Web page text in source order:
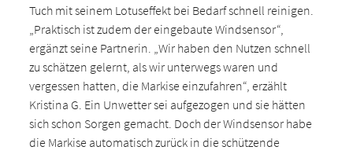
Tuch mit seinem Lotuseffekt bei Bedarf schnell reinigen.
„Praktisch ist zudem der eingebaute Windsensor“,
ergänzt seine Partnerin. „Wir haben den Nutzen schnell
zu schätzen gelernt, als wir unterwegs waren und
vergessen hatten, die Markise einzufahren“, erzählt
Kristina G. Ein Unwetter sei aufgezogen und sie hätten
sich schon Sorgen gemacht. Doch der Windsensor habe
die Markise automatisch zurück in die schützende